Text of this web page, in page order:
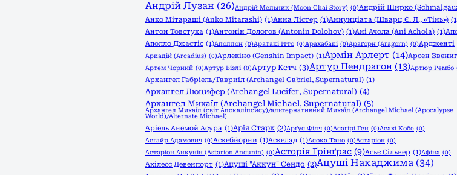
Андрій Лузан (26)Андрій Мельник (Moon Chai Story) (0)Андрій Ширко
Анко Мітараші (Anko Mitarashi) (1)Анна Лістер (1)Аннунціата (Шварц Є. Л., «Тінь»)
Антон Товстуха (1)Антонін Дологов (Antonin Dolohov) (1)Ані Ачола (Ani Achola) (1)
Аполло Джастіс (1)Аполлон (0)Аратакі Ітто (0)Арахабакі (0)Араґорн (Aragorn) (0)Ардженті
Аркадій (Arcadius) (0)Арлекіно (Genshin Impact) (1)Армін Арлерт (14)Арсен
Артем Чорний (0)Артур Візлі (0)Артур Кетч (3)Артур Пендрагон (13)Артюр Рембо
Архангел Габріель/Гавриїл (Archangel Gabriel, Supernatural) (1)
Архангел Люцифер (Archangel Lucifer, Supernatural) (4)
Архангел Михаїл (Archangel Michael, Supernatural) (5)
Архангел Михаїл (світ Апокаліпсису)/альтернативний Михаїл (Archangel Michael (Apocalypse
World)/Alternate Michael)
Аріель Анемой Асура (1)Арія Старк (2)Арґус Філч (0)Асагірі Ген (0)Асахі Кобе (0)
Асгайр Адамович (0)Аскебйорни (1)Аскелад (1)Асока Тано (0)Астаріон (0)
Астаріон Анкунін (Astarion Ancunin) (0)Асторія Ґрінґрас (9)Асьє Сільвер (1)Афіна (0)
Ахілесс Девенпорт (1)Ацуші "Аккун" Сендо (2)Ацуші Накаджима (34)